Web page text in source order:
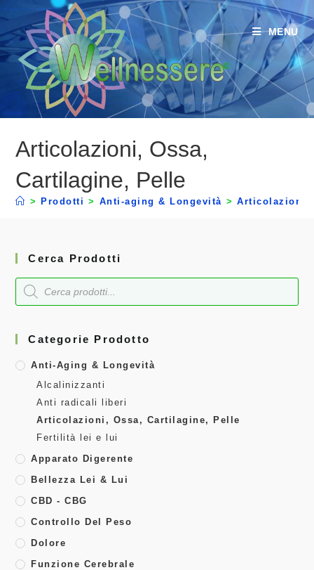
MENU
Articolazioni, Ossa,
Cartilagine, Pelle
> Prodotti > Anti-aging & Longevità > Articolazioni,
Cerca Prodotti
Categorie Prodotto
Anti-Aging & Longevità
Alcalinizzanti
Anti radicali liberi
Articolazioni, Ossa, Cartilagine, Pelle
Fertilità lei e lui
Apparato Digerente
Bellezza Lei & Lui
CBD - CBG
Controllo Del Peso
Dolore
Funzione Cerebrale